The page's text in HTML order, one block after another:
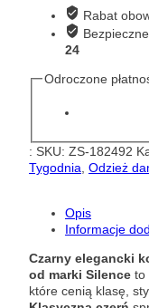
Rabat
24
Odroczone
: SKU: ZS-182492
Tygodnia Odzież
Opis
Informacje
Czarny elegancki
od marki Silence to
które cenią klasę,